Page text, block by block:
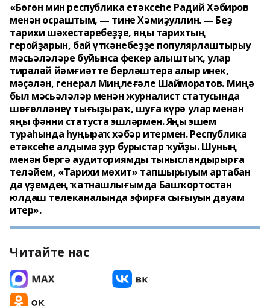
«Бөгөн мин республика етәксеһе Радий Хәбиров
менән осраштым, — тине Хәмиҙуллин. — Беҙ
тарихи шәхестәребеҙҙе, яңы тарихтың
геройҙарын, бай үткәнебеҙҙе популярлаштырыу
мәсьәләләре буйынса фекер алыштыҡ, улар
тирәләй йәмғиәтте берләштерә алыр инек,
мәҫәлән, генерал Миңлеғәле Шайморатов. Миңә
был мәсьәләләр менән журналист статусында
шөғөлләнеү тығыҙыраҡ, шуға күрә улар менән
яңы фәнни статуста эшләрмен. Яңы эшем
тураһында һуңыраҡ хәбәр итермен. Республика
етәксеһе алдыма ҙур бурыстар ҡуйҙы. Шуның
менән бергә аудиториямды тынысландырырға
теләйем, «Тарихи мөхит» тапшырыуым артабан
да үҙемдең ҡатнашлығымда Башҡортостан
юлдаш телеканалында эфирға сығыуын дауам
итер».
Читайте нас